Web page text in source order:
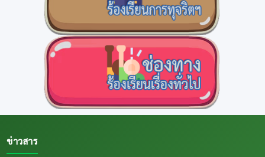
ข่าวสาร